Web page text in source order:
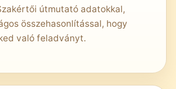
útmutató adatokkal,
összehasonlítással, hogy
való feladványt.